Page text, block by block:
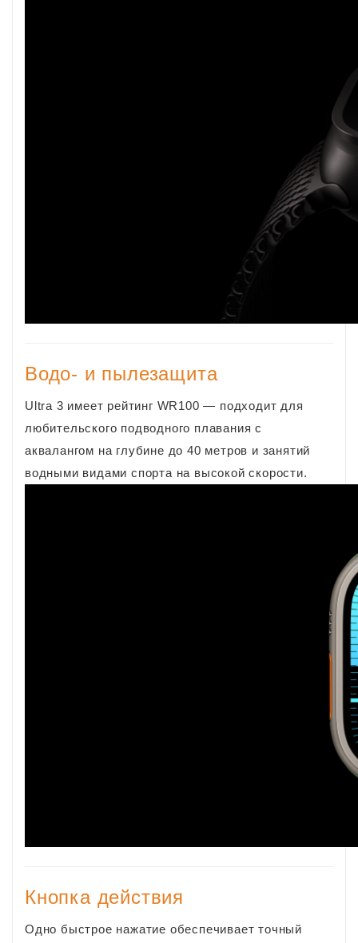
Водо- и пылезащита
Ultra 3 имеет рейтинг WR100 — подходит для
любительского подводного плавания с
аквалангом на глубине до 40 метров и занятий
водными видами спорта на высокой скорости.
Кнопка действия
Одно быстрое нажатие обеспечивает точный